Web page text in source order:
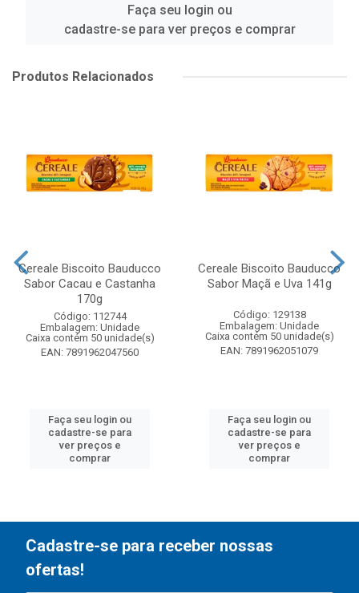
Faça seu login ou
cadastre-se para ver preços e comprar
Produtos Relacionados
Cereale Biscoito Bauducco
Sabor Cacau e Castanha
170g
Código: 112744
Embalagem: Unidade
Caixa contém 50 unidade(s)
EAN: 7891962047560
Faça seu login ou
cadastre-se para
ver preços e
comprar
Cereale Biscoito Bauducco
Sabor Maçã e Uva 141g
Código: 129138
Embalagem: Unidade
Caixa contém 50 unidade(s)
EAN: 7891962051079
Faça seu login ou
cadastre-se para
ver preços e
comprar
Cadastre-se para receber nossas
ofertas!